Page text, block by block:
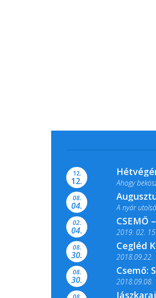
12.
12. Ahogy
08.
04. A nyár
02.
04.
CSEMŐ
2019. 02.
Színes és
08.
30.
Cegléd
2018.09.22.
08.
30.
Csemő:
2018.09.08.